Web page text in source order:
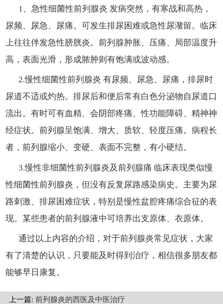
1、急性细菌性前列腺炎 发病突然，有寒战和高热，
尿频、尿急、尿痛。可发生排尿困难或急性尿潴留。临床
上往往伴发急性膀胱炎。前列腺肿胀、压痛、局部温度升
高，表面光滑，形成脓肿则有饱满或波动感。
2.慢性细菌性前列腺炎 有尿频、尿急、尿痛，排尿时
尿道不适或灼热。排尿后和便后常有白色分泌物自尿道口
流出。有时可有血精、会阴部疼痛、性功能障碍、精神神
经症状。前列腺呈饱满、增大、质软、轻度压痛。病程长
者，前列腺缩小、变硬、表面不完整，有小硬结。
3.慢性非细菌性前列腺炎及前列腺痛 临床表现类似慢
性细菌性前列腺炎，但没有反复尿路感染病史。主要为尿
路刺激、排尿困难症状，特别是慢性盆腔疼痛综合征的表
现。某些患者的前列腺液中可培养出支原体、衣原体。
通过以上内容的介绍，对于前列腺炎常见症状，大家
有了清楚的认识，只要能及时得到治疗，相信很多朋友都
能够早日康复。
上一篇: 前列腺炎的西医及中医治疗